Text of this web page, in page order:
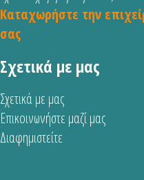
Καταχωρήστε την
σας
Σχετικά με μας
Σχετικά με μας
Επικοινωνήστε μαζί μας
Διαφημιστείτε